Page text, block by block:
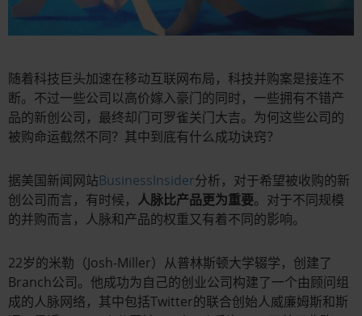
随着科技巨头加速在移动互联网布局，科技并购案是接连不
断。不过一些公司以高价嫁入豪门的同时，一些拥有不错产
品的新创公司，最终却门可罗雀关门大吉。为何这些公司的
被购命运截然不同？其中到底有什么成功诀窍？
据美国新闻网站BusinessInsider分析，对于希望被收购的新
创公司而言，有时候， 人脉比产品更为重要。对于不同规模
的并购而言，人脉和产品的权重又有着不同的影响。
22岁的米勒（Josh-Miller）从普林斯顿大学辍学，创建了
Branch公司。他成功为自己的创业公司构建了一个由顾问组
成的人脉网络，其中包括Twitter的联合创始人威廉姆斯和斯